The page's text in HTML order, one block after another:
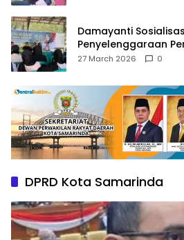
Damayanti
Penyelenggaraan
dan Wawasan
27 March 2026 0
DPRD Kota Samarinda